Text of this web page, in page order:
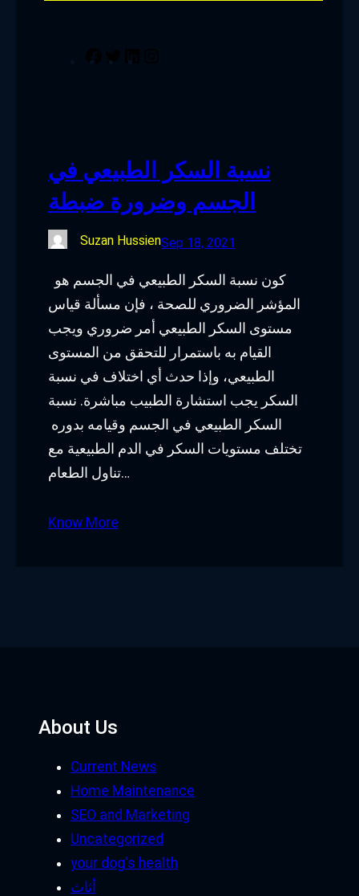
F
o
o
T
e
d
I
g
r
m
نسبة السكر الطبيعي في
الجسم وضرورة ضبطة
Suzan HussienSep 18, 2021
المؤشر الضروري للصحة ، فإن مسألة قياس
مستوى السكر الطبيعي أمر ضروري ويجب
القيام به باستمرار للتحقق من المستوى
الطبيعي، وإذا حدث أي اختلاف في نسبة
السكر يجب استشارة الطبيب مباشرة. نسبة
السكر الطبيعي في الجسم وقيامه بدوره
تختلف مستويات السكر في الدم الطبيعية مع
تناول الطعام…
Know More
About Us
Current News
Home Maintenance
SEO and Marketing
Uncategorized
your dog's health
أثاث